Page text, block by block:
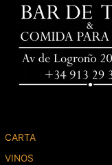
CARTA
VINOS